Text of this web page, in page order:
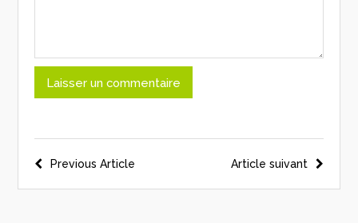
Article suivant
Previous Article